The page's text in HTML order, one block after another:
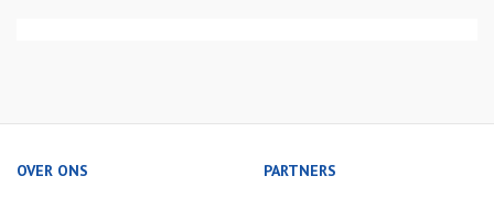
OVER ONS PARTNERS